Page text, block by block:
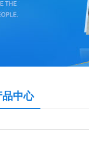
品中心